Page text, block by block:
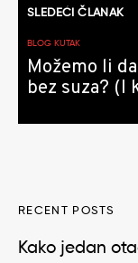
SLEDEĆI ČLANAK
BLOG KUTAK
Možemo li
bez suza? (I
RECENT POSTS
Kako jedan